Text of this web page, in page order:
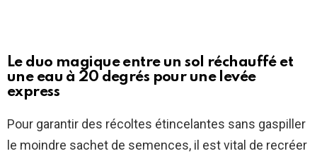
Le duo magique entre un sol réchauffé et
une eau à 20 degrés pour une levée
express
Pour garantir des récoltes étincelantes sans gaspiller
le moindre sachet de semences, il est vital de recréer